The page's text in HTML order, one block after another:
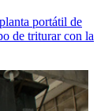
portátil de
de triturar con la